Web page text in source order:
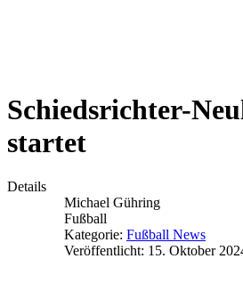
Schiedsrichter-
startet
Details
Michael Gühring
Fußball
Kategorie: Fußball News
Veröffentlicht: 15. Oktober